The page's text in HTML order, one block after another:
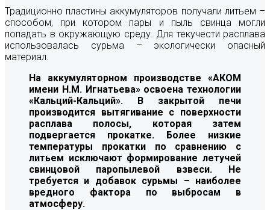
Традиционно пластины аккумуляторов получали литьем –
способом, при котором пары и пыль свинца могли
попадать в окружающую среду. Для текучести расплава
использовалась сурьма – экологически опасный
материал.
На аккумуляторном производстве «АКОМ
имени Н.М. Игнатьева» освоена технологии
«Кальций-Кальций». В закрытой печи
производится вытягивание с поверхности
расплава полосы, которая затем
подвергается прокатке. Более низкие
температуры прокатки по сравнению с
литьем исключают формирование летучей
свинцовой паропылевой взвеси. Не
требуется и добавок сурьмы – наиболее
вредного фактора по выбросам в
атмосферу.